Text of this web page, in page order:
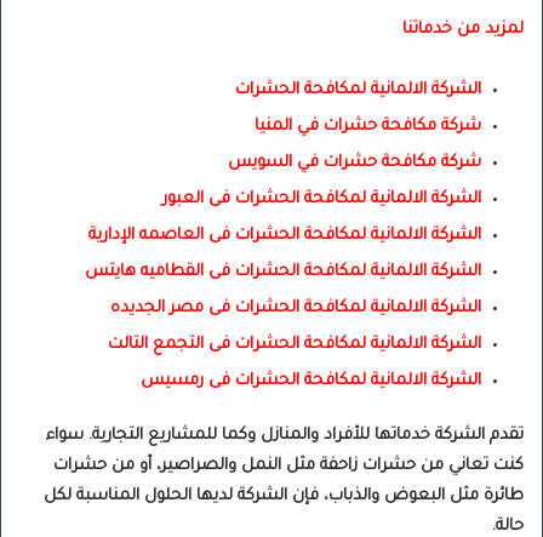
لمزيد من خدماتنا
الشركة الالمانية لمكافحة الحشرات
شركة مكافحة حشرات في المنيا
شركة مكافحة حشرات في السويس
الشركة الالمانية لمكافحة الحشرات فى العبور
الشركة الالمانية لمكافحة الحشرات فى العاصمه الإدارية
الشركة الالمانية لمكافحة الحشرات فى القطاميه هايتس
الشركة الالمانية لمكافحة الحشرات فى مصر الجديده
الشركة الالمانية لمكافحة الحشرات فى التجمع التالت
الشركة الالمانية لمكافحة الحشرات فى رمسيس
تقدم الشركة خدماتها للأفراد والمنازل وكما للمشاريع التجارية. سواء
كنت تعاني من حشرات زاحفة مثل النمل والصراصير، أو من حشرات
طائرة مثل البعوض والذباب، فإن الشركة لديها الحلول المناسبة لكل
حالة.